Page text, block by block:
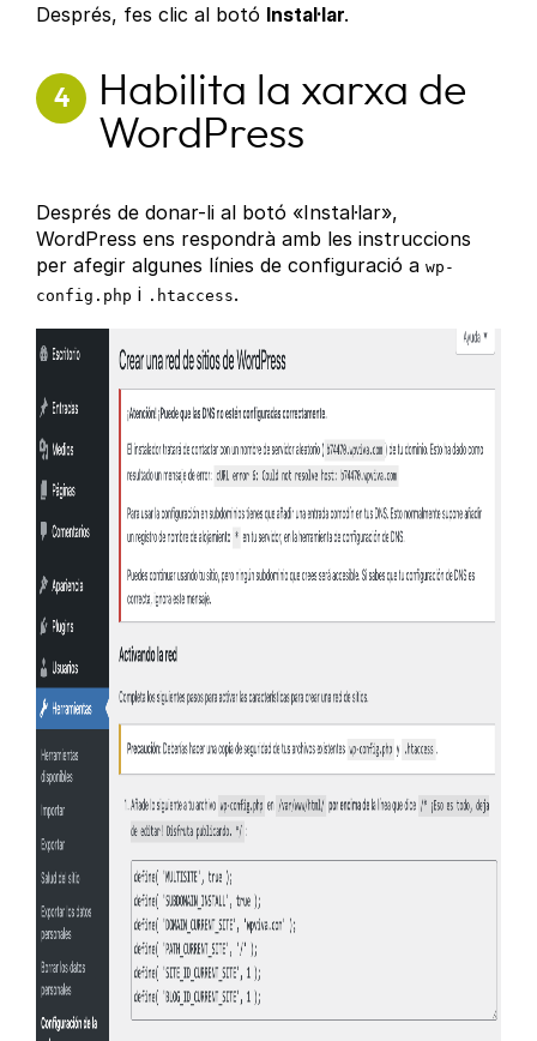
Després, fes clic al botó Instal·lar.
4
Habilita la xarxa de
WordPress
Després de donar-li al botó «Instal·lar»,
WordPress ens respondrà amb les instruccions
per afegir algunes línies de configuració awp-
config.php i .htaccess.